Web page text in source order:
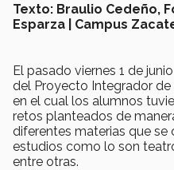
Texto: Braulio Cedeño,
Esparza
| Campus
El pasado viernes 1 de
del Proyecto Integrador
en el cual los alumnos
retos planteados de
diferentes materias que se
estudios como lo son
entre otras.